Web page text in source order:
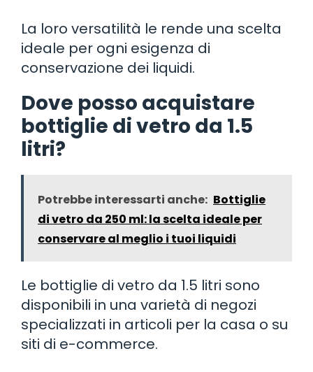
La loro versatilità le rende una scelta
ideale per ogni esigenza di
conservazione dei liquidi.
Dove posso acquistare
bottiglie di vetro da 1.5
litri?
Potrebbe interessarti anche: Bottiglie
di vetro da 250 ml: la scelta ideale per
conservare al meglio i tuoi liquidi
Le bottiglie di vetro da 1.5 litri sono
disponibili in una varietà di negozi
specializzati in articoli per la casa o su
siti di e-commerce.